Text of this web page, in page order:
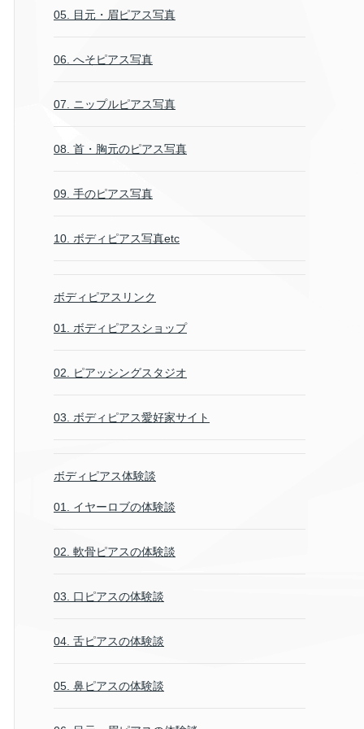
05. 目元・眉ピアス写真
06. へそピアス写真
07. ニップルピアス写真
08. 首・胸元のピアス写真
09. 手のピアス写真
10. ボディピアス写真etc
ボディピアスリンク
01. ボディピアスショップ
02. ピアッシングスタジオ
03. ボディピアス愛好家サイト
ボディピアス体験談
01. イヤーロブの体験談
02. 軟骨ピアスの体験談
03. 口ピアスの体験談
04. 舌ピアスの体験談
05. 鼻ピアスの体験談